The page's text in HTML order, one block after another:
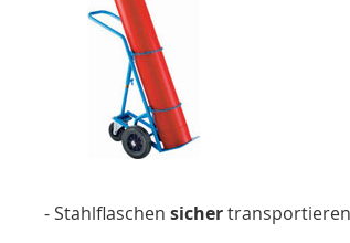
- Stahlflaschen sicher